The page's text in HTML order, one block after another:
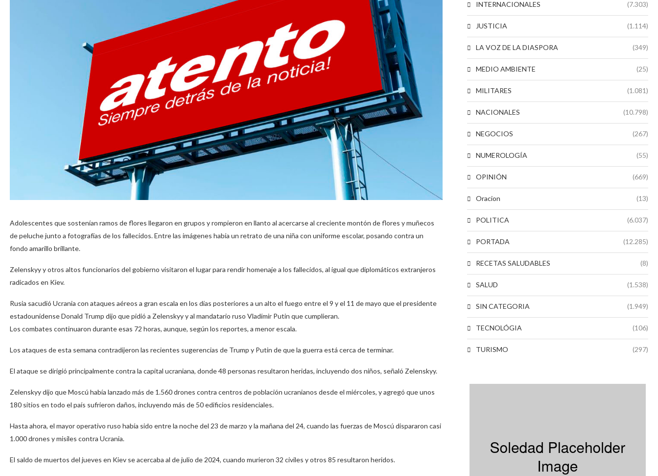
Adolescentes que sostenían ramos de flores llegaron en grupos y rompieron en llanto al acercarse al creciente montón de flores y muñecos
de peluche junto a fotografías de los fallecidos. Entre las imágenes había un retrato de una niña con uniforme escolar, posando contra un
fondo amarillo brillante.
Zelenskyy y otros altos funcionarios del gobierno visitaron el lugar para rendir homenaje a los fallecidos, al igual que diplomáticos extranjeros
radicados en Kiev.
Rusia sacudió Ucrania con ataques aéreos a gran escala en los días posteriores a un alto el fuego entre el 9 y el 11 de mayo que el presidente
estadounidense Donald Trump dijo que pidió a Zelenskyy y al mandatario ruso Vladímir Putin que cumplieran.
Los combates continuaron durante esas 72 horas, aunque, según los reportes, a menor escala.
Los ataques de esta semana contradijeron las recientes sugerencias de Trump y Putin de que la guerra está cerca de terminar.
El ataque se dirigió principalmente contra la capital ucraniana, donde 48 personas resultaron heridas, incluyendo dos niños, señaló Zelenskyy.
Zelenskyy dijo que Moscú había lanzado más de 1.560 drones contra centros de población ucranianos desde el miércoles, y agregó que unos
180 sitios en todo el país sufrieron daños, incluyendo más de 50 edificios residenciales.
Hasta ahora, el mayor operativo ruso había sido entre la noche del 23 de marzo y la mañana del 24, cuando las fuerzas de Moscú dispararon casi
1.000 drones y misiles contra Ucrania.
El saldo de muertos del jueves en Kiev se acercaba al de julio de 2024, cuando murieron 32 civiles y otros 85 resultaron heridos.
INTERNACIONALES (7.303)
JUSTICIA (1.114)
LA VOZ DE LA DIASPORA (349)
MEDIO AMBIENTE (25)
MILITARES (1.081)
NACIONALES (10.798)
NEGOCIOS (267)
NUMEROLOGÍA (55)
OPINIÓN (669)
Oracion (13)
POLITICA (6.037)
PORTADA (12.285)
RECETAS SALUDABLES (8)
SALUD (1.538)
SIN CATEGORIA (1.949)
TECNOLÓGIA (106)
TURISMO (297)